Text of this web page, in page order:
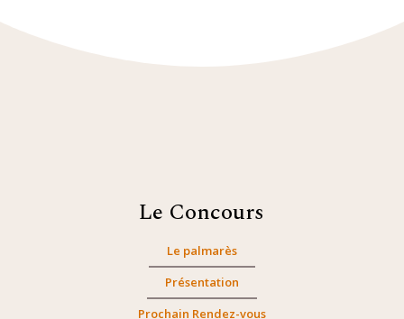
Le Concours
Le palmarès
Présentation
Prochain Rendez-vous